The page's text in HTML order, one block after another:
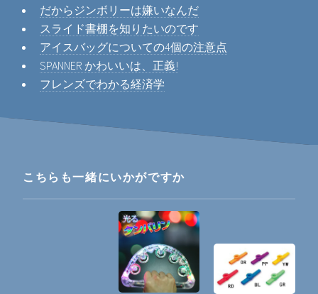
だからジンボリーは嫌いなんだ
スライド書棚を知りたいのです
アイスバッグについての4個の注意点
SPANNER かわいいは、正義!
フレンズでわかる経済学
こちらも一緒にいかがですか